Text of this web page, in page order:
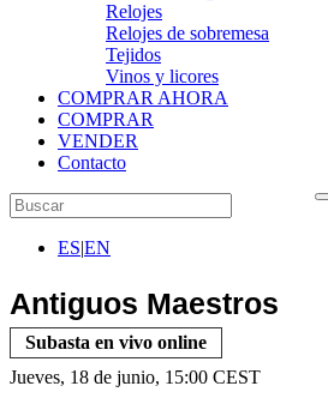
Relojes
Relojes de sobremesa
Tejidos
Vinos y licores
COMPRAR AHORA
COMPRAR
VENDER
Contacto
ES|EN
Antiguos Maestros
Subasta en vivo online
Jueves, 18 de junio, 15:00 CEST